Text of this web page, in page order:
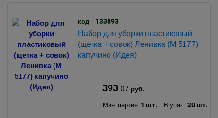
код 133893
Набор для уборки пластиковый
(щетка + совок) Ленивка (М 5177)
капучино (Идея)
393.07 руб.
Мин. партия: 1 шт. В упак.: 20 шт.